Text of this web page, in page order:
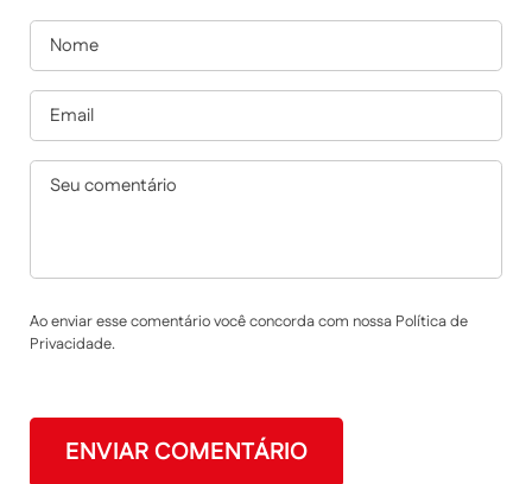
Ao enviar esse comentário você concorda com nossa Política de
Privacidade.